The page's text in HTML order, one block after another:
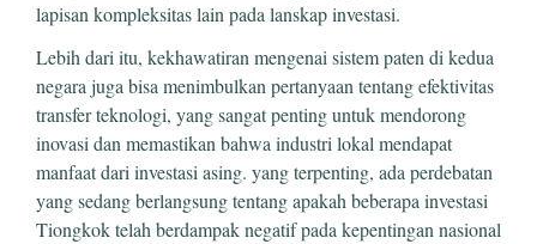
lapisan kompleksitas lain pada lanskap investasi.
Lebih dari itu, kekhawatiran mengenai sistem paten di kedua
negara juga bisa menimbulkan pertanyaan tentang efektivitas
transfer teknologi, yang sangat penting untuk mendorong
inovasi dan memastikan bahwa industri lokal mendapat
manfaat dari investasi asing. yang terpenting, ada perdebatan
yang sedang berlangsung tentang apakah beberapa investasi
Tiongkok telah berdampak negatif pada kepentingan nasional